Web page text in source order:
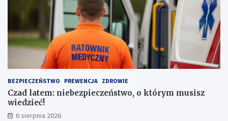
i
a
a
w
e
,
1
m
l
BEZPIECZEŃSTWO PREWENCJA ZDROWIE
Czad latem: niebezpieczeństwo, o którym musisz
wiedzieć!
6 sierpnia 2026